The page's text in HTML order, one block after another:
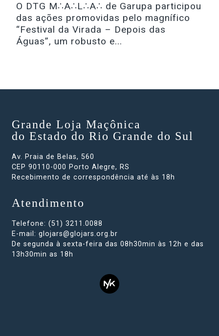
O DTG M∴A∴L∴A∴ de Garupa participou
das ações promovidas pelo magnífico
“Festival da Virada – Depois das
Águas”, um robusto e...
Grande Loja Maçônica
do Estado do Rio Grande do Sul
Av. Praia de Belas, 560
CEP 90110-000 Porto Alegre, RS
Recebimento de correspondência até às 18h
Atendimento
Telefone: (51) 3211.0088
E-mail: glojars@glojars.org.br
De segunda à sexta-feira das 08h30min às 12h e das
13h30min as 18h